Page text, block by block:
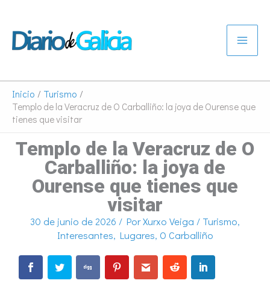
contenido
Inicio
Turismo
Templo de la Veracruz de O Carballiño: la joya de Ourense que
tienes que visitar
Templo de la Veracruz de O
Carballiño: la joya de
Ourense que tienes que
visitar
30 de junio de 2026 / PorXurxo Veiga / Turismo,
Interesantes, Lugares, O Carballiño